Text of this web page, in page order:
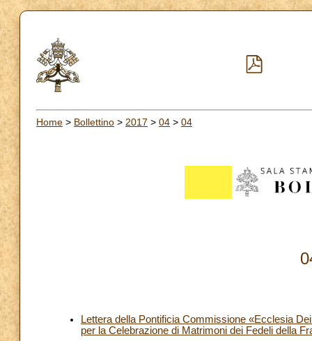
Home > Bollettino > 2017 > 04 > 04
Lettera della Pontificia Commissione «Ecclesia
per la Celebrazione di Matrimoni dei Fedeli della